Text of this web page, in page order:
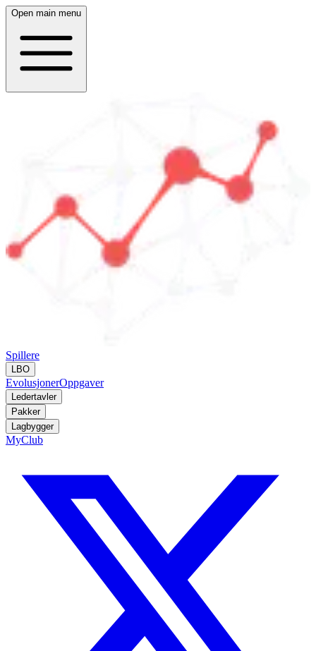
Open main menu
Spillere
LBO
EvolusjonerOppgaver
Ledertavler
Pakker
Lagbygger
MyClub